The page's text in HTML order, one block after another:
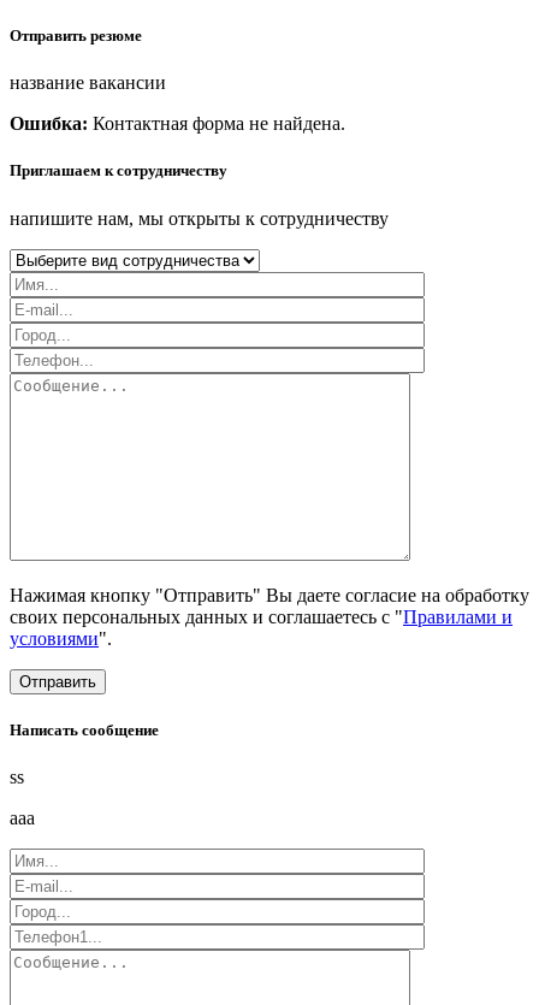
Отправить резюме
название вакансии
Ошибка: Контактная форма не найдена.
Приглашаем к сотрудничеству
напишите нам, мы открыты к сотрудничеству
Нажимая кнопку "Отправить" Вы даете согласие на обработку
своих персональных данных и соглашаетесь с "Правилами и
условиями".
Написать сообщение
ss
aaa